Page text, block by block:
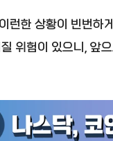
런한 상황이 빈번하
위험이 있으니, 앞